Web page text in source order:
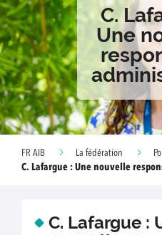
C.
Une
FR AIB La fédération
C. Lafargue : Une nouvelle
C. Lafargue :